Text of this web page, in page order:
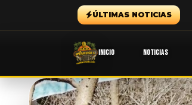
ÚLTIMAS NOTICIAS
INICIO NOTICIAS